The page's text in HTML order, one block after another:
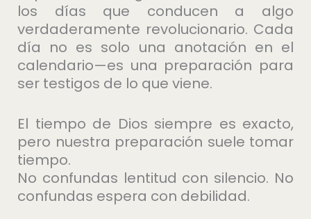
los días que conducen a algo
verdaderamente revolucionario. Cada
día no es solo una anotación en el
calendario—es una preparación para
ser testigos de lo que viene.
El tiempo de Dios siempre es exacto,
pero nuestra preparación suele tomar
tiempo.
No confundas lentitud con silencio. No
confundas espera con debilidad.